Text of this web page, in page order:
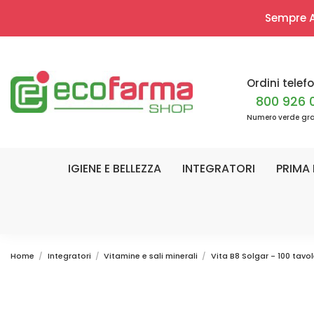
Sempre
Ordini
800 926
Numero verde
IGIENE E BELLEZZA INTEGRATORI PRIMA
Home Integratori Vitamine e sali minerali Vita B8 Solgar - 100